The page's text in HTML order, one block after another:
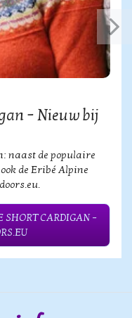
– Nieuw bij
naast de populaire
de Eribé Alpine
SHORT CARDIGAN –